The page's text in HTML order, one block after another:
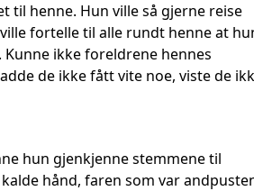
til henne. Hun ville så gjerne reise
fortelle til alle rundt henne at
Kunne ikke foreldrene hennes
de ikke fått vite noe, viste de
hun gjenkjenne stemmene til
hånd, faren som var